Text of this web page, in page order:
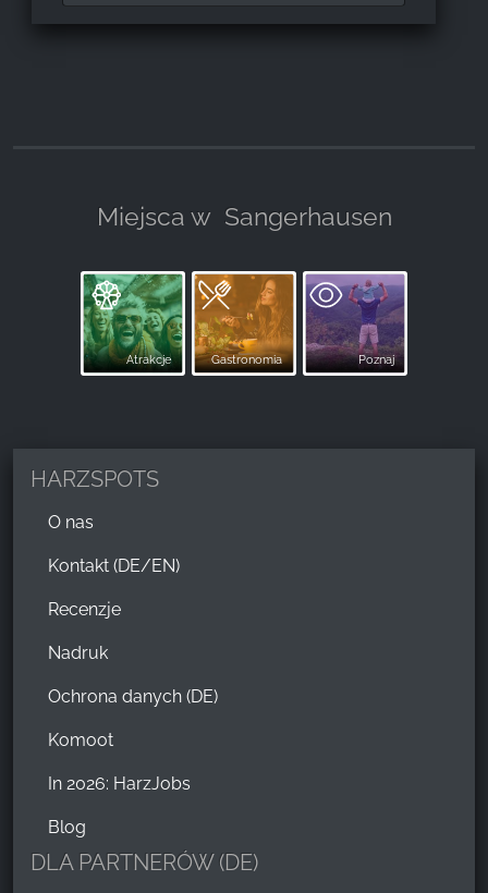
Miejsca w Sangerhausen
Atrakcje Gastronomia Poznaj
HARZSPOTS
O nas
Kontakt (DE/EN)
Recenzje
Nadruk
Ochrona danych (DE)
Komoot
In 2026: HarzJobs
Blog
DLA PARTNERÓW (DE)